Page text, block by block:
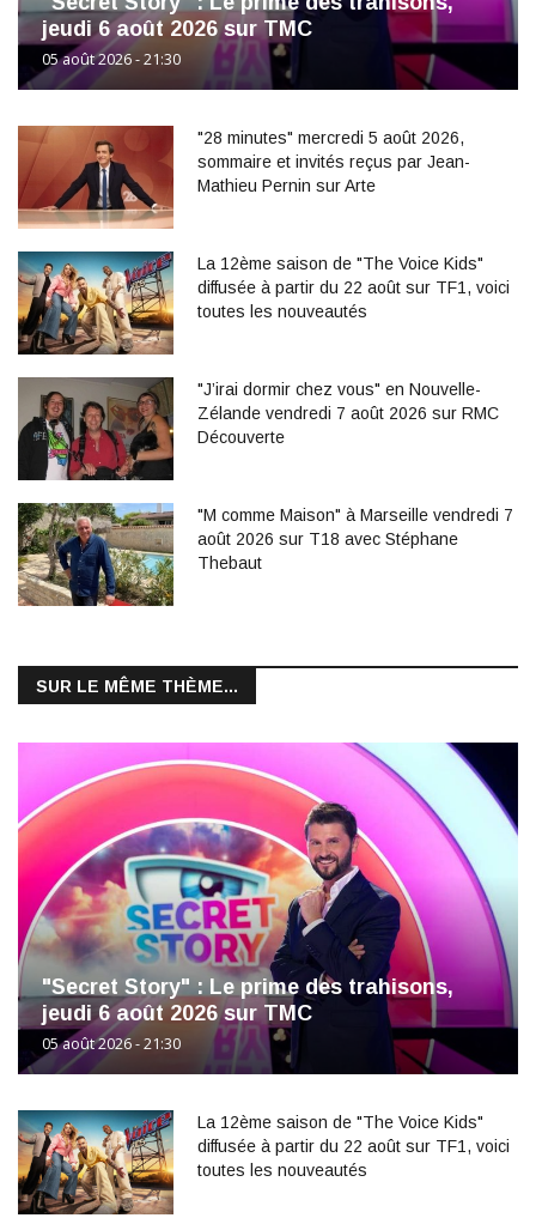
jeudi 6 août 2026 sur TMC
05 août 2026 - 21:30
"28 minutes" mercredi 5 août 2026,
sommaire et invités reçus par Jean-
Mathieu Pernin sur Arte
La 12ème saison de "The Voice Kids"
diffusée à partir du 22 août sur TF1, voici
toutes les nouveautés
"J’irai dormir chez vous" en Nouvelle-
Zélande vendredi 7 août 2026 sur RMC
Découverte
"M comme Maison" à Marseille vendredi 7
août 2026 sur T18 avec Stéphane
Thebaut
SUR LE MÊME THÈME...
"Secret Story" : Le prime des trahisons,
jeudi 6 août 2026 sur TMC
05 août 2026 - 21:30
La 12ème saison de "The Voice Kids"
diffusée à partir du 22 août sur TF1, voici
toutes les nouveautés